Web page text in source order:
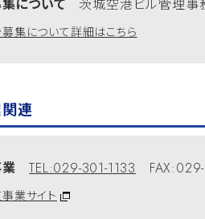
集について詳細はこちら
連
TEL:029-301-1133
業サイト